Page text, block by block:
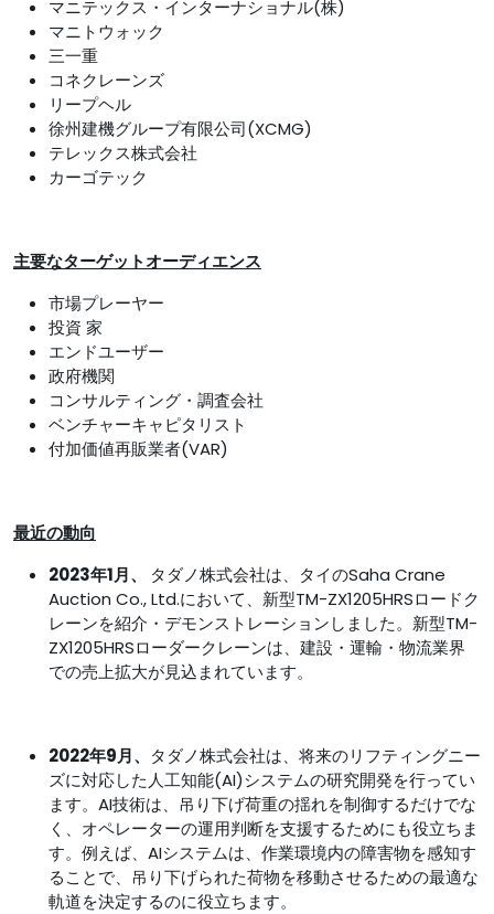
マニテックス・インターナショナル(株)
マニトウォック
三一重
コネクレーンズ
リープヘル
徐州建機グループ有限公司(XCMG)
テレックス株式会社
カーゴテック
主要なターゲットオーディエンス
市場プレーヤー
投資 家
エンドユーザー
政府機関
コンサルティング・調査会社
ベンチャーキャピタリスト
付加価値再販業者(VAR)
最近の動向
2023年1月、 タダノ株式会社は、タイのSaha Crane
Auction Co., Ltd.において、新型TM-ZX1205HRSロードク
レーンを紹介・デモンストレーションしました。新型TM-
ZX1205HRSローダークレーンは、建設・運輸・物流業界
での売上拡大が見込まれています。
2022年9月、 タダノ株式会社は、将来のリフティングニー
ズに対応した人工知能(AI)システムの研究開発を行ってい
ます。AI技術は、吊り下げ荷重の揺れを制御するだけでな
く、オペレーターの運用判断を支援するためにも役立ちま
す。例えば、AIシステムは、作業環境内の障害物を感知す
ることで、吊り下げられた荷物を移動させるための最適な
軌道を決定するのに役立ちます。